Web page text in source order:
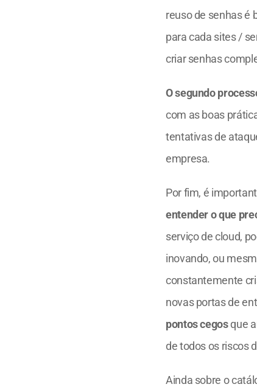
reuso de senhas é
para cada sites /
criar senhas
O segundo
com as boas
tentativas de
empresa.
Por fim, é
entender o que
serviço de cloud,
inovando, ou
constantemente
novas portas de
pontos cegos que
de todos os riscos
Ainda sobre o